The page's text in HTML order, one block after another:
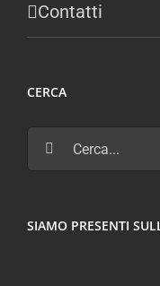
Contatti
CERCA
Cerca
per:
SIAMO PRESENTI